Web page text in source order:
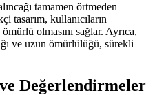
tamamen örtmeden
tasarım, kullanıcıların
olmasını sağlar. Ayrıca,
ve uzun ömürlülüğü, sürekli
Değerlendirmeler